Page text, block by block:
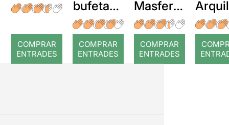
COMPRAR
ENTRADES
bufetada
a temps
COMPRAR
ENTRADES
Masferre
r: Temps
COMPRAR
ENTRADES
: